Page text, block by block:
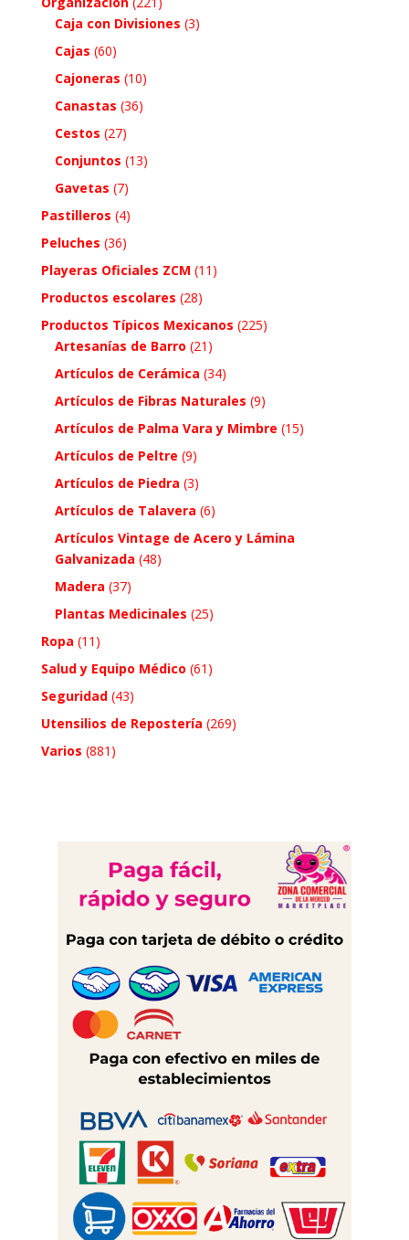
Caja con Divisiones (3)
Cajas (60)
Cajoneras (10)
Canastas (36)
Cestos (27)
Conjuntos (13)
Gavetas (7)
Pastilleros (4)
Peluches (36)
Playeras Oficiales ZCM (11)
Productos escolares (28)
Productos Típicos Mexicanos (225)
Artesanías de Barro (21)
Artículos de Cerámica (34)
Artículos de Fibras Naturales (9)
Artículos de Palma Vara y Mimbre (15)
Artículos de Peltre (9)
Artículos de Piedra (3)
Artículos de Talavera (6)
Artículos Vintage de Acero y Lámina
Galvanizada (48)
Madera (37)
Plantas Medicinales (25)
Ropa (11)
Salud y Equipo Médico (61)
Seguridad (43)
Utensilios de Repostería (269)
Varios (881)